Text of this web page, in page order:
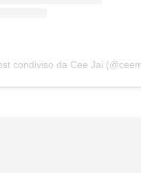
condiviso da Cee Jai